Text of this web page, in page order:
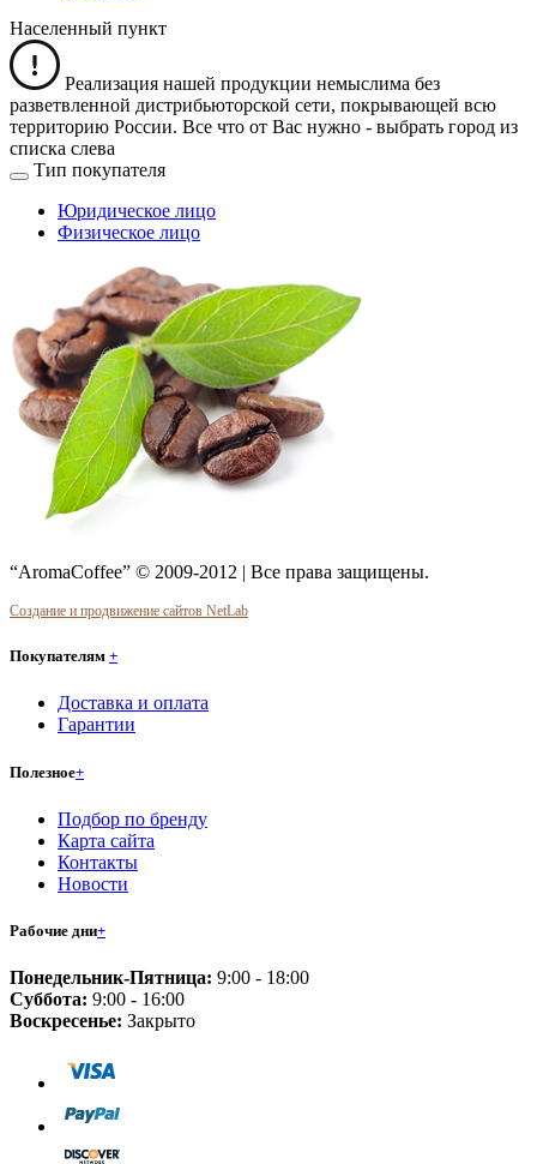
Населенный пункт
Реализация нашей продукции немыслима без
разветвленной дистрибьюторской сети, покрывающей всю
территорию России. Все что от Вас нужно - выбрать город из
списка слева
Тип покупателя
Юридическое лицо
Физическое лицо
“AromaCoffee” © 2009-2012 | Все права защищены.
Создание и продвижение сайтов NetLab
Покупателям +
Доставка и оплата
Гарантии
Полезное+
Подбор по бренду
Карта сайта
Контакты
Новости
Рабочие дни+
Понедельник-Пятница: 9:00 - 18:00
Суббота: 9:00 - 16:00
Воскресенье: Закрыто